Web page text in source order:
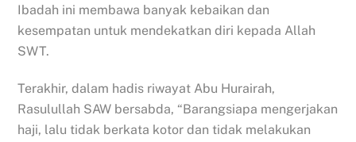
Ibadah ini membawa banyak kebaikan dan
kesempatan untuk mendekatkan diri kepada Allah
SWT.
Terakhir, dalam hadis riwayat Abu Hurairah,
Rasulullah SAW bersabda, “Barangsiapa mengerjakan
haji, lalu tidak berkata kotor dan tidak melakukan